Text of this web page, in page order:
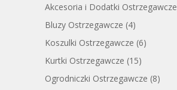
Akcesoria i Dodatki Ostrzegawcze
Bluzy Ostrzegawcze (4)
Koszulki Ostrzegawcze (6)
Kurtki Ostrzegawcze (15)
Ogrodniczki Ostrzegawcze (8)